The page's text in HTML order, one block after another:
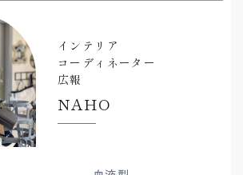
インテリア
コーディネーター
広報
NAHO